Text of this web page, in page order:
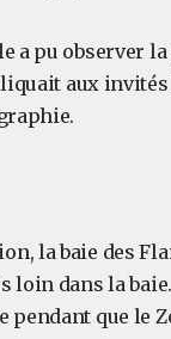
a pu observer
aux
la baie des
loin dans la
pendant que le